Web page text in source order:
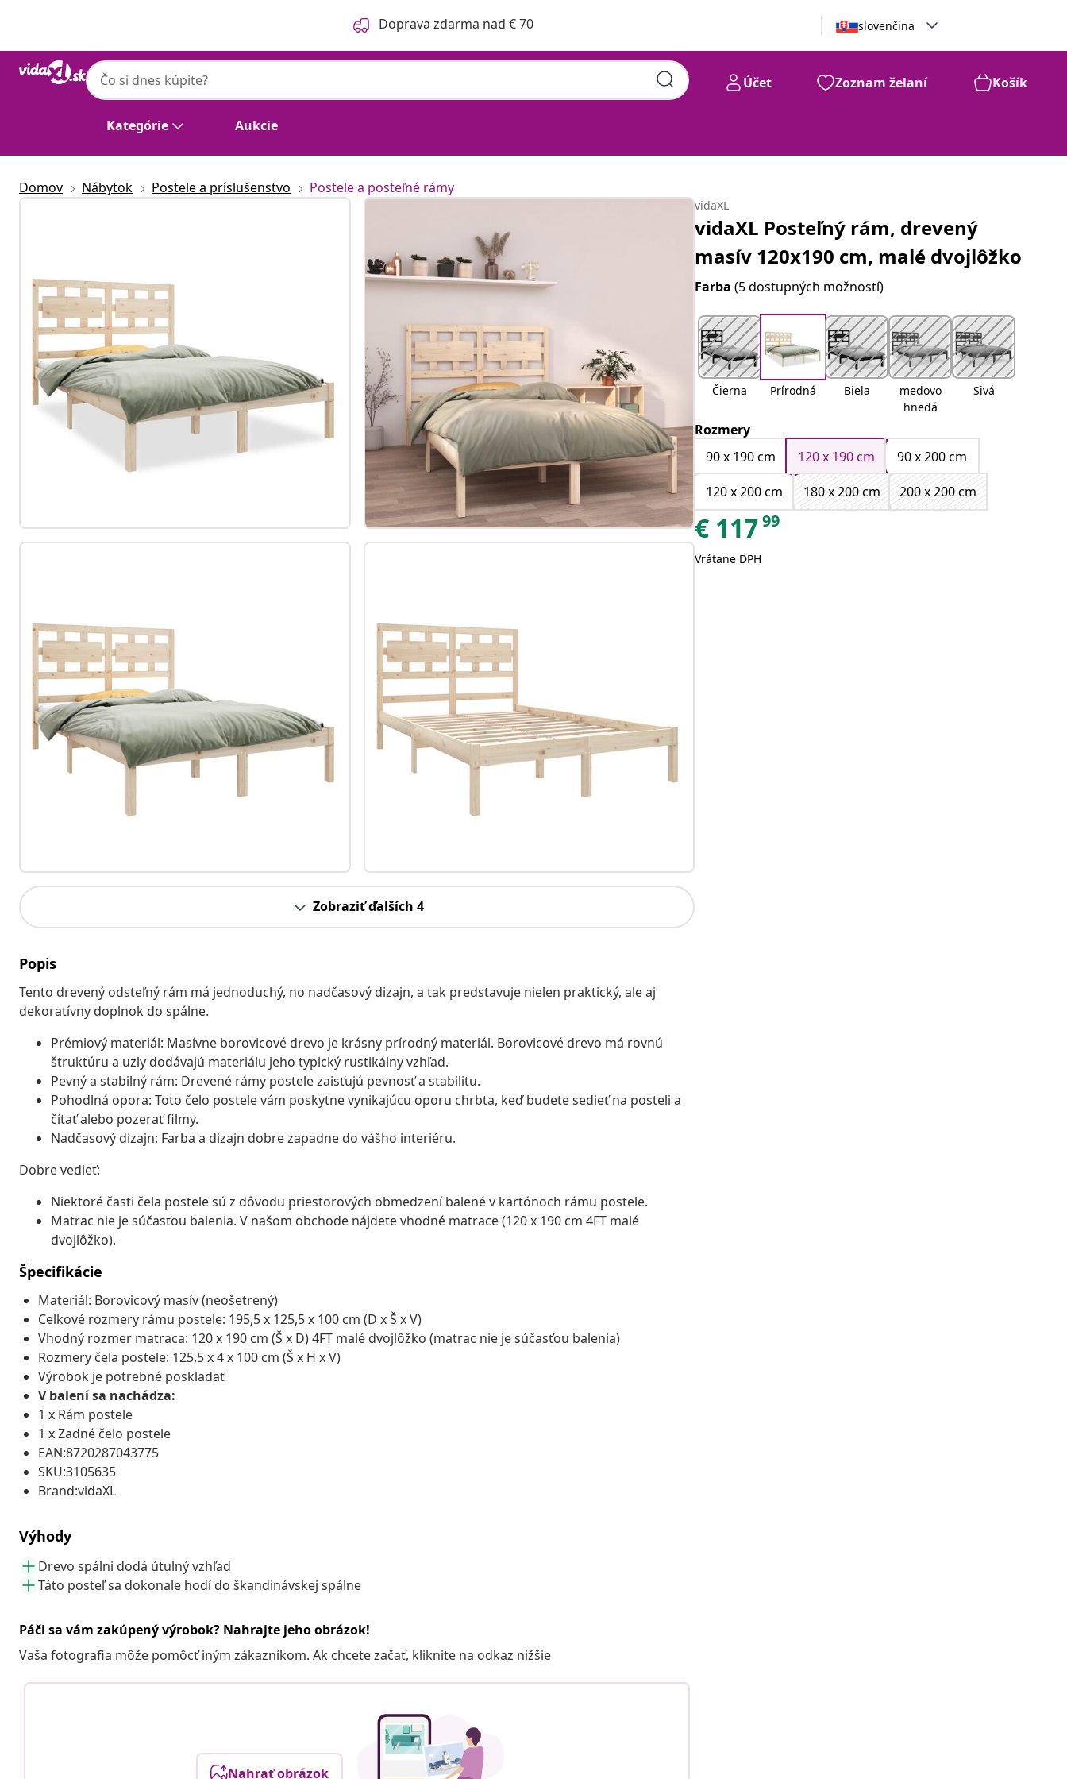
Doprava zdarma nad € 70 slovenčina
Kategórie Aukcie
Účet Zoznam želaní Košík
Domov Nábytok Postele a príslušenstvo Postele a posteľné rámy
Zobraziť ďalších 4
Popis
Tento drevený odsteľný rám má jednoduchý, no nadčasový dizajn, a tak predstavuje nielen praktický, ale aj
dekoratívny doplnok do spálne.
Prémiový materiál: Masívne borovicové drevo je krásny prírodný materiál. Borovicové drevo má rovnú
štruktúru a uzly dodávajú materiálu jeho typický rustikálny vzhľad.
Pevný a stabilný rám: Drevené rámy postele zaisťujú pevnosť a stabilitu.
Pohodlná opora: Toto čelo postele vám poskytne vynikajúcu oporu chrbta, keď budete sedieť na posteli a
čítať alebo pozerať filmy.
Nadčasový dizajn: Farba a dizajn dobre zapadne do vášho interiéru.
Dobre vedieť:
Niektoré časti čela postele sú z dôvodu priestorových obmedzení balené v kartónoch rámu postele.
Matrac nie je súčasťou balenia. V našom obchode nájdete vhodné matrace (120 x 190 cm 4FT malé
dvojlôžko).
Špecifikácie
Materiál: Borovicový masív (neošetrený)
Celkové rozmery rámu postele: 195,5 x 125,5 x 100 cm (D x Š x V)
Vhodný rozmer matraca: 120 x 190 cm (Š x D) 4FT malé dvojlôžko (matrac nie je súčasťou balenia)
Rozmery čela postele: 125,5 x 4 x 100 cm (Š x H x V)
Výrobok je potrebné poskladať
V balení sa nachádza:
1 x Rám postele
1 x Zadné čelo postele
EAN:8720287043775
SKU:3105635
Brand:vidaXL
Výhody
Drevo spálni dodá útulný vzhľad
Táto posteľ sa dokonale hodí do škandinávskej spálne
Páči sa vám zakúpený výrobok? Nahrajte jeho obrázok!
Vaša fotografia môže pomôcť iným zákazníkom. Ak chcete začať, kliknite na odkaz nižšie
Nahrať obrázok
vidaXL
vidaXL Posteľný rám, drevený
masív 120x190 cm, malé dvojlôžko
Farba(5 dostupných možností)
Čierna Prírodná Biela
medovo
hnedá
Sivá
Rozmery
90 x 190 cm
120 x 190 cm
90 x 200 cm
120 x 200 cm
180 x 200 cm 200 x 200 cm
€ 11799
Vrátane DPH